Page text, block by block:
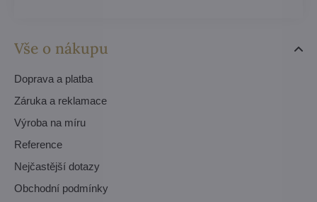
Vše o nákupu
Doprava a platba
Záruka a reklamace
Výroba na míru
Reference
Nejčastější dotazy
Obchodní podmínky